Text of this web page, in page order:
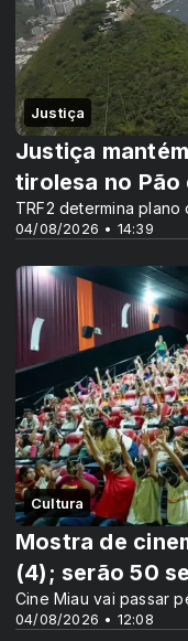
Justiça
04/08/2026 • 14:39
Justiça
tirolesa no
TRF2 determina
Cultura
04/08/2026 • 12:08
Mostra de
(4); serão 50
Cine Miau vai passar